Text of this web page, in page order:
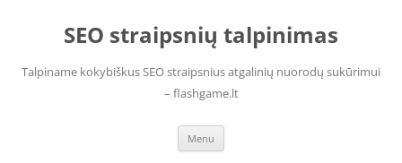
contentSEO straipsnių talpinimas
Talpiname kokybiškus SEO straipsnius atgalinių nuorodų sukūrimui
– flashgame.lt
Menu